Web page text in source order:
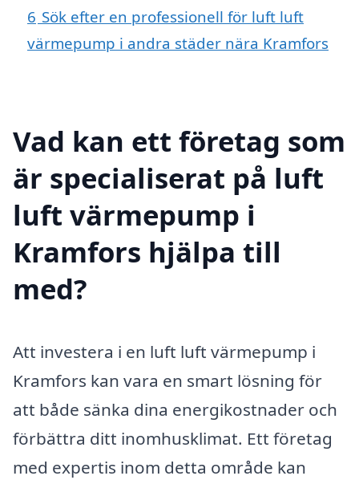
6 Sök efter en professionell för luft luft
värmepump i andra städer nära Kramfors
Vad kan ett företag som
är specialiserat på luft
luft värmepump i
Kramfors hjälpa till
med?
Att investera i en luft luft värmepump i
Kramfors kan vara en smart lösning för
att både sänka dina energikostnader och
förbättra ditt inomhusklimat. Ett företag
med expertis inom detta område kan